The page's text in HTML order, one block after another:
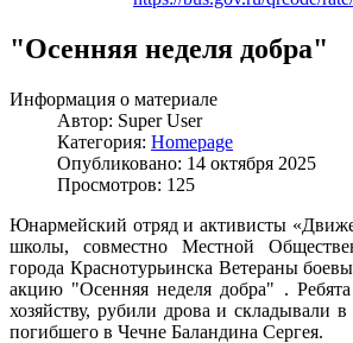
"Осенняя неделя добра"
Информация о материале
Автор: Super User
Категория: Homepage
Опубликовано: 14 октября 2025
Просмотров: 125
Юнармейский отряд и активисты
школы, совместно Местной
города Краснотурьинска Ветераны
акцию "Осенняя неделя добра" .
хозяйству, рубили дрова и складывали
погибшего в Чечне Баландина Сергея.